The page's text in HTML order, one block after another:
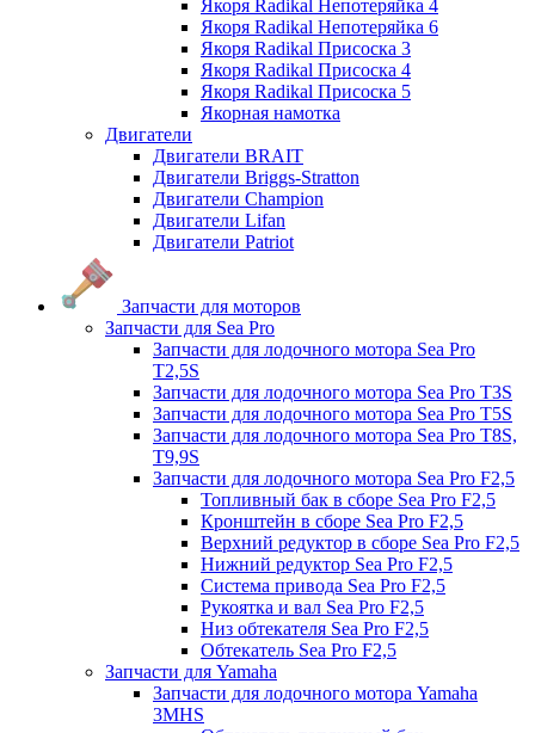
Якоря Radikal Непотеряйка 4
Якоря Radikal Непотеряйка 6
Якоря Radikal Присоска 3
Якоря Radikal Присоска 4
Якоря Radikal Присоска 5
Якорная намотка
Двигатели
Двигатели BRAIT
Двигатели Briggs-Stratton
Двигатели Champion
Двигатели Lifan
Двигатели Patriot
Запчасти для моторов
Запчасти для Sea Pro
Запчасти для лодочного мотора Sea Pro
Т2,5S
Запчасти для лодочного мотора Sea Pro Т3S
Запчасти для лодочного мотора Sea Pro Т5S
Запчасти для лодочного мотора Sea Pro Т8S,
T9,9S
Запчасти для лодочного мотора Sea Pro F2,5
Топливный бак в сборе Sea Pro F2,5
Кронштейн в сборе Sea Pro F2,5
Верхний редуктор в сборе Sea Pro F2,5
Нижний редуктор Sea Pro F2,5
Система привода Sea Pro F2,5
Рукоятка и вал Sea Pro F2,5
Низ обтекателя Sea Pro F2,5
Обтекатель Sea Pro F2,5
Запчасти для Yamaha
Запчасти для лодочного мотора Yamaha
3MHS